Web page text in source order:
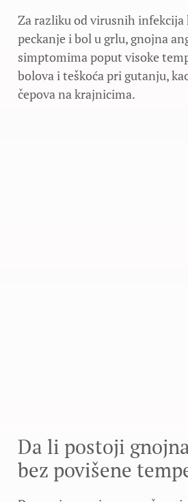
Za razliku od virusnih infekcija
peckanje i bol u grlu, gnojna
simptomima poput visoke
bolova i teškoća pri gutanju,
čepova na krajnicima.
Da li postoji
bez povišene